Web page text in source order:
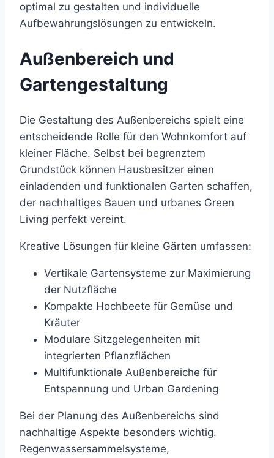
optimal zu gestalten und individuelle
Aufbewahrungslösungen zu entwickeln.
Außenbereich und
Gartengestaltung
Die Gestaltung des Außenbereichs spielt eine
entscheidende Rolle für den Wohnkomfort auf
kleiner Fläche. Selbst bei begrenztem
Grundstück können Hausbesitzer einen
einladenden und funktionalen Garten schaffen,
der nachhaltiges Bauen und urbanes Green
Living perfekt vereint.
Kreative Lösungen für kleine Gärten umfassen:
Vertikale Gartensysteme zur Maximierung
der Nutzfläche
Kompakte Hochbeete für Gemüse und
Kräuter
Modulare Sitzgelegenheiten mit
integrierten Pflanzflächen
Multifunktionale Außenbereiche für
Entspannung und Urban Gardening
Bei der Planung des Außenbereichs sind
nachhaltige Aspekte besonders wichtig.
Regenwassersammelsysteme,